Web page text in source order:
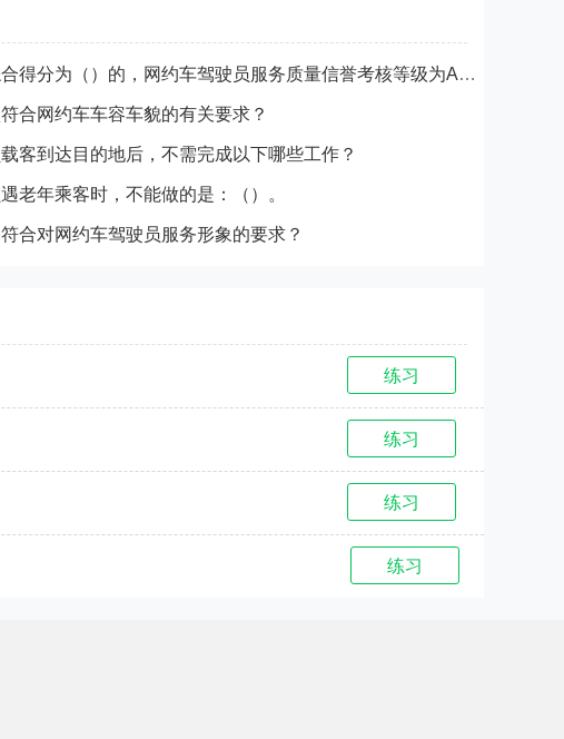
考核周期内综合得分为（）的，网约车驾驶员服务质量信誉考核等级为A级。
合网约车车容车貌的有关要求？
客到达目的地后，不需完成以下哪些工作？
老年乘客时，不能做的是：（）。
合对网约车驾驶员服务形象的要求？
练习
练习
练习
练习